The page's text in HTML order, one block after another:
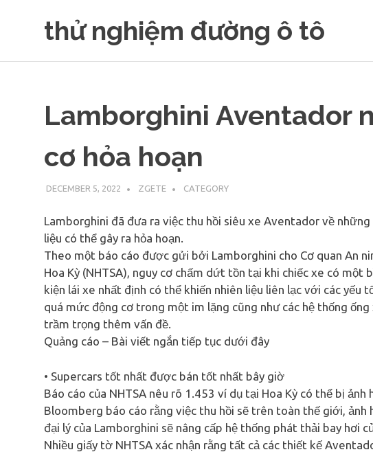
thử nghiệm đường ô tô
Lamborghini Aventador
cơ hỏa hoạn
DECEMBER 5, 2022 ZGETE CATEGORY
Lamborghini đã đưa ra việc thu hồi siêu xe Aventador về
liệu có thể gây ra hỏa hoạn.
Theo một báo cáo được gửi bởi Lamborghini cho Cơ quan An
Hoa Kỳ (NHTSA), nguy cơ chấm dứt tồn tại khi chiếc xe có một
kiện lái xe nhất định có thể khiến nhiên liệu liên lạc với các yếu
quá mức động cơ trong một im lặng cũng như các hệ thống
trầm trọng thêm vấn đề.
Quảng cáo – Bài viết ngắn tiếp tục dưới đây
• Supercars tốt nhất được bán tốt nhất bây giờ
Báo cáo của NHTSA nêu rõ 1.453 ví dụ tại Hoa Kỳ có thể bị
Bloomberg báo cáo rằng việc thu hồi sẽ trên toàn thế giới, ảnh
đại lý của Lamborghini sẽ nâng cấp hệ thống phát thải bay hơi
Nhiều giấy tờ NHTSA xác nhận rằng tất cả các thiết kế